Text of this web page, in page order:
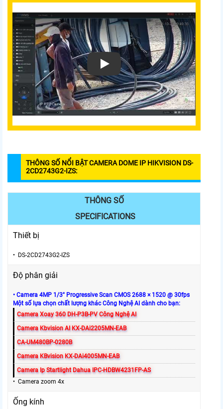
THÔNG SỐ NỔI BẬT CAMERA DOME IP HIKVISION DS-
2CD2743G2-IZS:
THÔNG SỐ
SPECIFICATIONS
Thiết bị
• DS-2CD2743G2-IZS
Độ phân giải
• Camera 4MP 1/3″ Progressive Scan CMOS 2688 × 1520 @ 30fps
Một số lựa chọn chất lượng khác Công Nghệ AI dành cho bạn:
Camera Xoay 360 DH-P3B-PV Công Nghệ AI
Camera Kbvision AI KX-DAi2205MN-EAB
CA-UM480BP-0280B
Camera KBvision KX-DAi4005MN-EAB
Camera Ip Startlight Dahua IPC-HDBW4231FP-AS
• Camera zoom 4x
Ống kính